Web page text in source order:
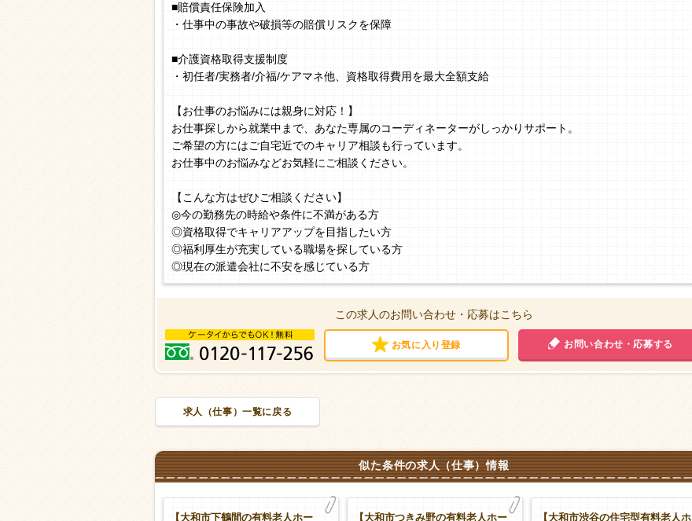
■賠償責任保険加入
・仕事中の事故や破損等の賠償リスクを保障
■介護資格取得支援制度
・初任者/実務者/介福/ケアマネ他、資格取得費用を最大全額支給
【お仕事のお悩みには親身に対応！】
お仕事探しから就業中まで、あなた専属のコーディネーターがしっかりサポート。
ご希望の方にはご自宅近でのキャリア相談も行っています。
お仕事中のお悩みなどお気軽にご相談ください。
【こんな方はぜひご相談ください】
◎今の勤務先の時給や条件に不満がある方
◎資格取得でキャリアアップを目指したい方
◎福利厚生が充実している職場を探している方
◎現在の派遣会社に不安を感じている方
この求人のお問い合わせ・応募はこちら
お気に入り登録 お問い合わせ・応募する
求人（仕事）一覧に戻る
似た条件の求人（仕事）情報
【大和市下鶴間の有料老人ホー 【大和市つきみ野の有料老人ホー 【大和市渋谷の住宅型有料老人ホ